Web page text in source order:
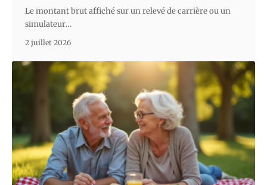
Le montant brut affiché sur un relevé de carrière ou un
simulateur…
2 juillet 2026